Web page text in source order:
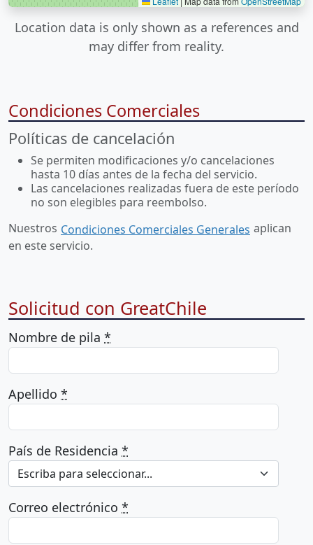
Location data is only shown as a references and
may differ from reality.
Condiciones Comerciales
Políticas de cancelación
Se permiten modificaciones y/o cancelaciones
hasta 10 días antes de la fecha del servicio.
Las cancelaciones realizadas fuera de este período
no son elegibles para reembolso.
Nuestros Condiciones Comerciales Generales aplican
en este servicio.
Solicitud con GreatChile
Nombre de pila *
Apellido *
País de Residencia *
Escriba para seleccionar...
Correo electrónico *